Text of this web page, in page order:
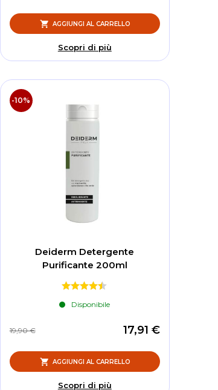
AGGIUNGI AL CARRELLO
Scopri di più
-10%
Deiderm Detergente
Purificante 200ml
Disponibile
17,91 €
19,90 €
AGGIUNGI AL CARRELLO
Scopri di più